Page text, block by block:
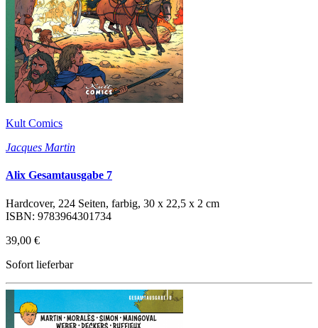
Kult Comics
Jacques Martin
Alix Gesamtausgabe 7
Hardcover, 224 Seiten, farbig, 30 x 22,5 x 2 cm
ISBN: 9783964301734
39,00 €
Sofort lieferbar